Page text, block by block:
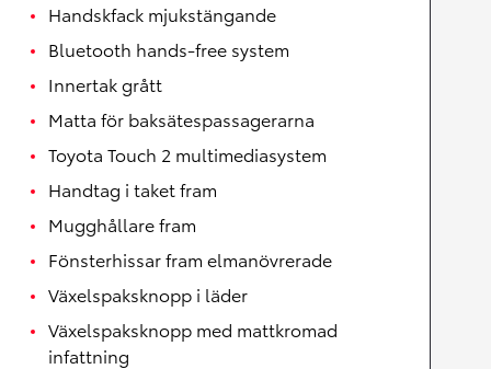
Handskfack mjukstängande
Bluetooth hands-free system
Innertak grått
Matta för baksätespassagerarna
Toyota Touch 2 multimediasystem
Handtag i taket fram
Mugghållare fram
Fönsterhissar fram elmanövrerade
Växelspaksknopp i läder
Växelspaksknopp med mattkromad
infattning